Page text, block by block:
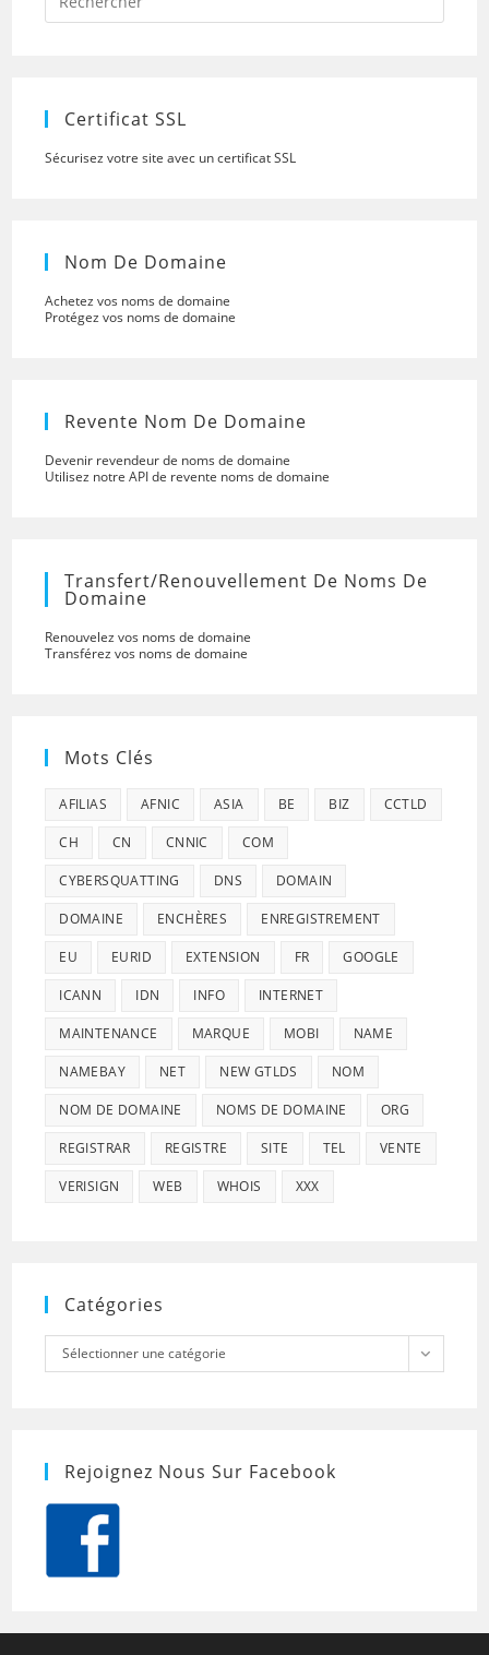
to
Certificat SSL
Sécurisez votre site avec un certificat SSL
Nom De Domaine
Achetez vos noms de domaine
Protégez vos noms de domaine
Revente Nom De Domaine
Devenir revendeur de noms de domaine
Utilisez notre API de revente noms de domaine
Transfert/renouvellement De Noms De
Domaine
Renouvelez vos noms de domaine
Transférez vos noms de domaine
Mots Clés
AFILIAS AFNIC ASIA BE BIZ CCTLD
CH CN CNNIC COM
CYBERSQUATTING DNS DOMAIN
DOMAINE ENCHÈRES ENREGISTREMENT
EU EURID EXTENSION FR GOOGLE
ICANN IDN INFO INTERNET
MAINTENANCE MARQUE MOBI NAME
NAMEBAY NET NEW GTLDS NOM
NOM DE DOMAINE NOMS DE DOMAINE ORG
REGISTRAR REGISTRE SITE TEL VENTE
VERISIGN WEB WHOIS XXX
Catégories
Catégories
Sélectionner une catégorie
Rejoignez Nous Sur Facebook